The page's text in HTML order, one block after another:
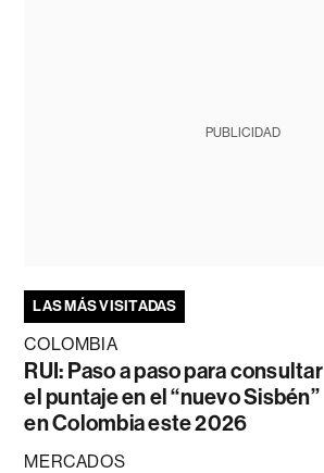
PUBLICIDAD
LAS MÁS VISITADAS
COLOMBIA
RUI: Paso a paso para consultar
el puntaje en el “nuevo Sisbén”
en Colombia este 2026
MERCADOS